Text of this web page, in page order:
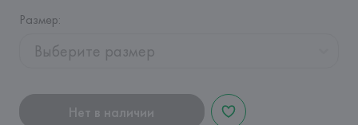
Размер:
Выберите размер
Нет в наличии